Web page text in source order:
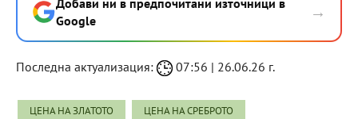
Добави ни в предпочитани източници в
Google
→
Последна актуализация: 07:56 | 26.06.26 г.
ЦЕНА НА ЗЛАТОТО ЦЕНА НА СРЕБРОТО